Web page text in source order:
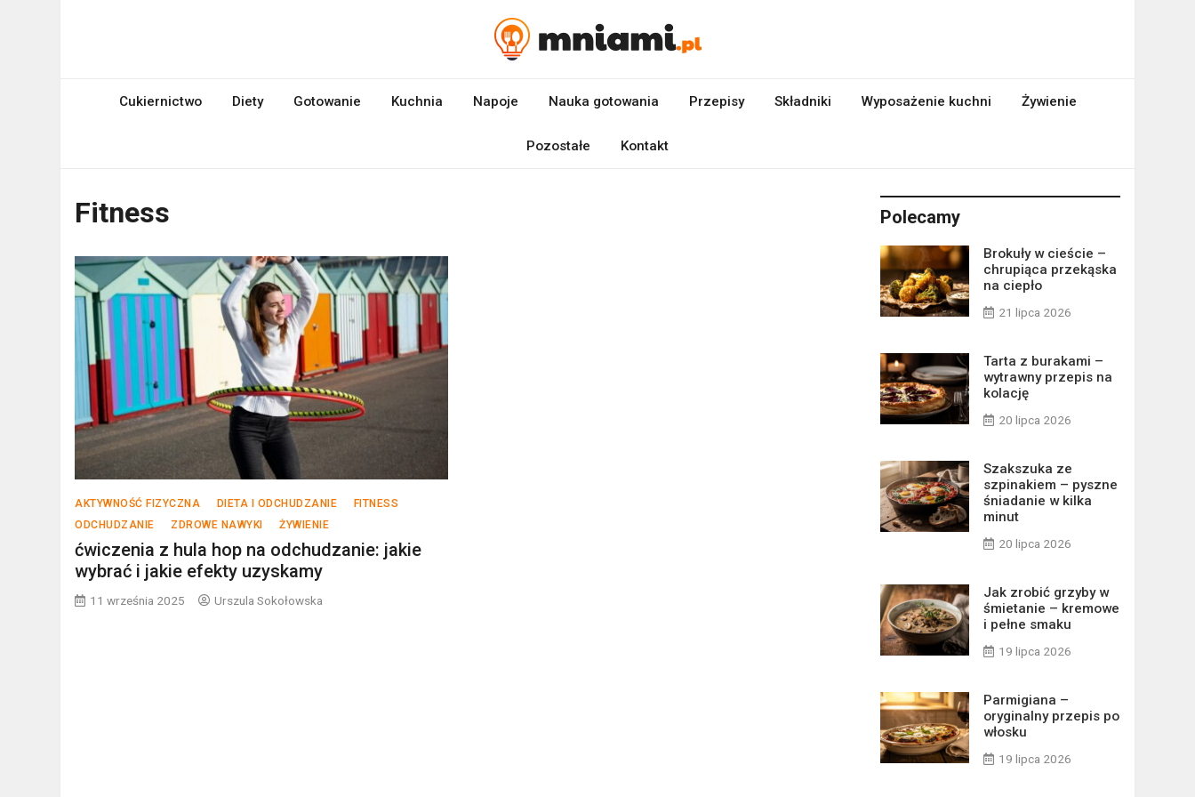
mniami.pl
Cukiernictwo Diety Gotowanie Kuchnia Napoje Nauka gotowania Przepisy Składniki Wyposażenie kuchni Żywienie
Pozostałe Kontakt
Fitness
AKTYWNOŚĆ FIZYCZNA DIETA I ODCHUDZANIE
FITNESS
ODCHUDZANIE
ZDROWE NAWYKI ŻYWIENIE
ćwiczenia z hula hop na odchudzanie: jakie
wybrać i jakie efekty uzyskamy
11 września 2025 Urszula Sokołowska
Polecamy
Brokuły w cieście –
chrupiąca przekąska
na ciepło
21 lipca 2026
Tarta z burakami –
wytrawny przepis na
kolację
20 lipca 2026
Szakszuka ze
szpinakiem – pyszne
śniadanie w kilka
minut
20 lipca 2026
Jak zrobić grzyby w
śmietanie – kremowe
i pełne smaku
19 lipca 2026
Parmigiana –
oryginalny przepis po
włosku
19 lipca 2026